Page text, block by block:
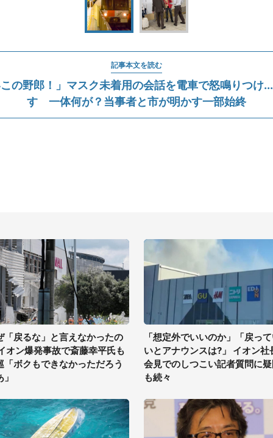
記事本文を読む
の野郎！」マスク未着用の会話を電車で怒鳴りつけ
す 一体何が？当事者と市が明かす一部始終
「戻るな」と言えなかったの
オン爆発事故で斎藤幸平氏も
「ボクもできなかっただろう
「想定外でいいのか」「戻っ
いとアナウンスは?」 イオン社
会見でのしつこい記者質問に
も続々